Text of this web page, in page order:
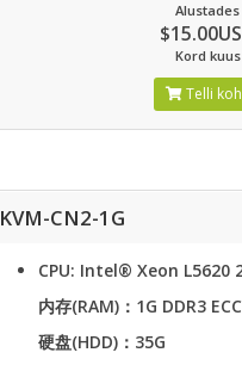
Alustades
Kord kuus
Telli
KVM-CN2-1G
CPU: Intel® Xeon L5620
内存(RAM)：1G DDR3 ECC
硬盘(HDD)：35G